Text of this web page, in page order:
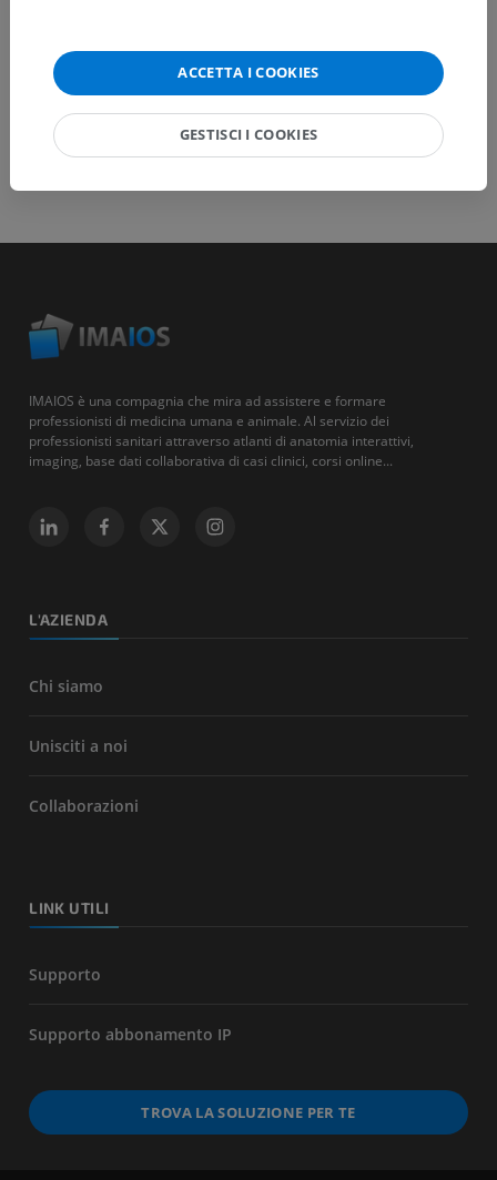
IMAIOS è una compagnia che mira ad assistere e formare
professionisti di medicina umana e animale. Al servizio dei
professionisti sanitari attraverso atlanti di anatomia interattivi,
imaging, base dati collaborativa di casi clinici, corsi online...
L'AZIENDA
Chi siamo
Unisciti a noi
Collaborazioni
LINK UTILI
Supporto
Supporto abbonamento IP
TROVA LA SOLUZIONE PER TE
ACCETTA I COOKIES
GESTISCI I COOKIES